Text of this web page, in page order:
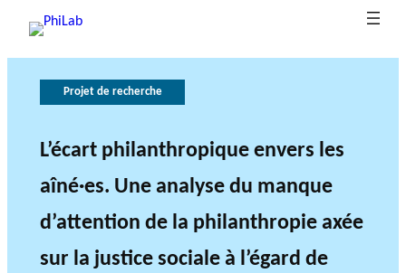
La
philant
en bref
d
À
propos
PhiLab
n
Nouvelles
recherche
tions
e
Projet de recherche
L’écart philanthropique envers les
aîné·es. Une analyse du manque
d’attention de la philanthropie axée
sur la justice sociale à l’égard de